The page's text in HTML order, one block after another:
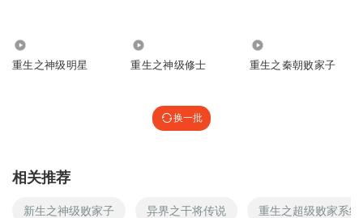
重生之神级明星 重生之神级修士 重生之秦朝败家子
换一批
相关推荐
新生之神级败家子 异界之干将传说 重生之超级败家系统